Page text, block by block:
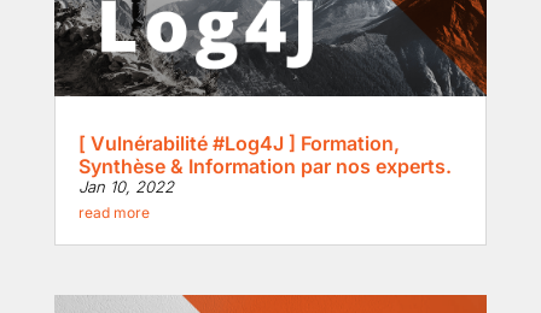
[ Vulnérabilité #Log4J ] Formation,
Synthèse & Information par nos experts.
Jan 10, 2022
read more